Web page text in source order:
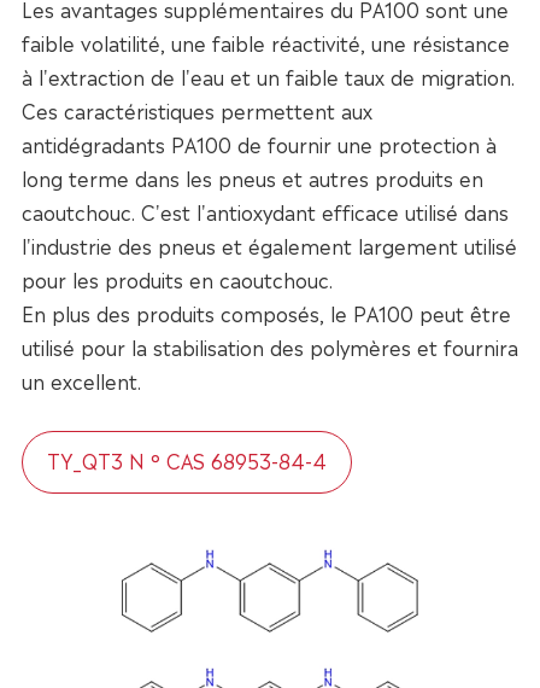
Les avantages supplémentaires du PA100 sont une
faible volatilité, une faible réactivité, une résistance
à l'extraction de l'eau et un faible taux de migration.
Ces caractéristiques permettent aux
antidégradants PA100 de fournir une protection à
long terme dans les pneus et autres produits en
caoutchouc. C'est l'antioxydant efficace utilisé dans
l'industrie des pneus et également largement utilisé
pour les produits en caoutchouc.
En plus des produits composés, le PA100 peut être
utilisé pour la stabilisation des polymères et fournira
un excellent.
TY_QT3 N ° CAS 68953-84-4